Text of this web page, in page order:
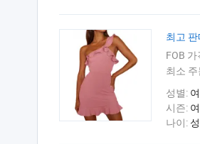
최고
FOB 가
최소
성별:
시즌:
나이: